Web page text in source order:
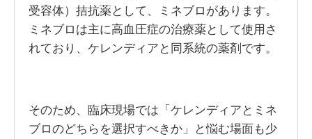
受容体）拮抗薬として、ミネブロがあります。
ミネブロは主に高血圧症の治療薬として使用さ
れており、ケレンディアと同系統の薬剤です。
そのため、臨床現場では「ケレンディアとミネ
ブロのどちらを選択すべきか」と悩む場面も少